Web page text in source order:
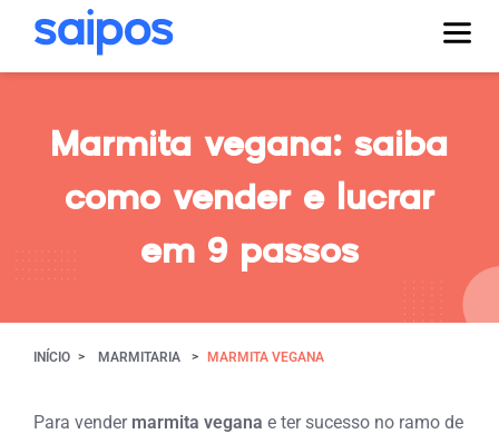
Marmita vegana: saiba
como vender e lucrar
em 9 passos
INÍCIO MARMITARIA MARMITA VEGANA
Para vender marmita vegana e ter sucesso no ramo de